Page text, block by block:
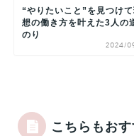
“やりたいこと”を見つけ
想の働き方を叶えた3人の
のり
2024/
こちらもお